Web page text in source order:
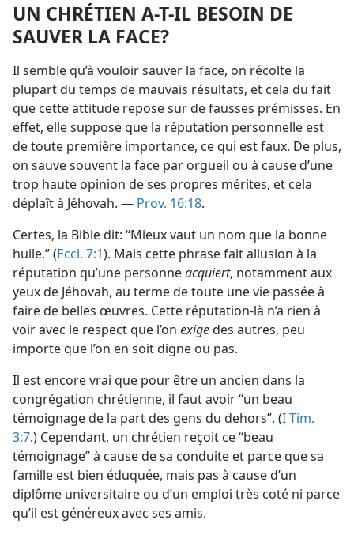
UN CHRÉTIEN A-​T-​IL BESOIN DE
SAUVER LA FACE?
Il semble qu’à vouloir sauver la face, on récolte la
plupart du temps de mauvais résultats, et cela du fait
que cette attitude repose sur de fausses prémisses. En
effet, elle suppose que la réputation personnelle est
de toute première importance, ce qui est faux. De plus,
on sauve souvent la face par orgueil ou à cause d’une
trop haute opinion de ses propres mérites, et cela
déplaît à Jéhovah. — Prov. 16:18.
Certes, la Bible dit: “Mieux vaut un nom que la bonne
huile.” (Eccl. 7:1). Mais cette phrase fait allusion à la
réputation qu’une personneacquiert, notamment aux
yeux de Jéhovah, au terme de toute une vie passée à
faire de belles œuvres. Cette réputation-​là n’a rien à
voir avec le respect que l’on exigedes autres, peu
importe que l’on en soit digne ou pas.
Il est encore vrai que pour être un ancien dans la
congrégation chrétienne, il faut avoir “un beau
témoignage de la part des gens du dehors”. (I Tim.
3:7.) Cependant, un chrétien reçoit ce “beau
témoignage” à cause de sa conduite et parce que sa
famille est bien éduquée, mais pas à cause d’un
diplôme universitaire ou d’un emploi très coté ni parce
qu’il est généreux avec ses amis.